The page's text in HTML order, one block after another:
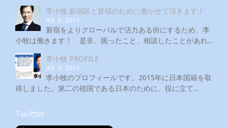
李小牧 新宿区と皆様のために働かせて頂きます！
4月 5, 2019
新宿をよりグローバルで活力ある街にするため、李
小牧は働きます！ 是非、困ったこと、相談したことがあれ...
李小牧 PROFILE
4月 5, 2019
李小牧のプロフィールです。2015年に日本国籍を取
得しました。第二の祖国である日本のために、役に立て...
Twitter